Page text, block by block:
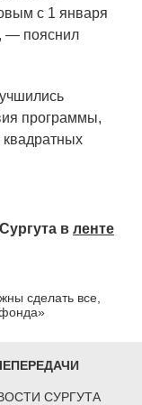
с 1 января
— пояснил
программы,
в ленте
сделать все,
СУРГУТА